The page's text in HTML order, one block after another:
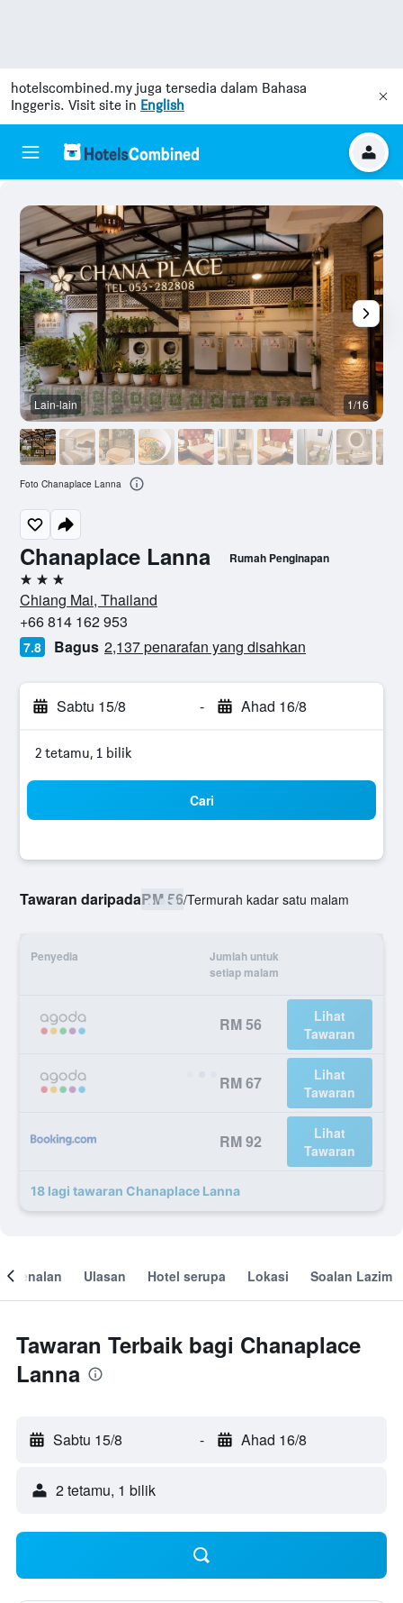
hotelscombined.my juga tersedia dalam Bahasa
Inggeris. Visit site in English
Chanaplace Lanna Rumah Penginapan
3 bintang
Chiang Mai, Thailand
+66 814 162 953
7.8 Bagus 2,137 penarafan yang disahkan
Sabtu 15/8 - Ahad 16/8
2 tetamu, 1 bilik
Cari
Tawaran daripadaRM 56/Termurah kadar satu malam
Penyedia
Jumlah untuk
setiap malam
RM 56
Lihat
Tawaran
RM 67
Lihat
Tawaran
RM 92
Lihat
Tawaran
18 lagi tawaran Chanaplace Lanna
Lain-lain 1/16
Foto Chanaplace Lanna
Ulasan Hotel serupa Lokasi Soalan Lazim
Tawaran Terbaik bagi Chanaplace
Lanna
Sabtu 15/8 - Ahad 16/8
2 tetamu, 1 bilik